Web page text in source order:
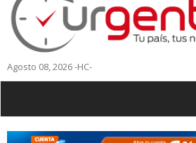
Agosto 08, 2026 -HC-